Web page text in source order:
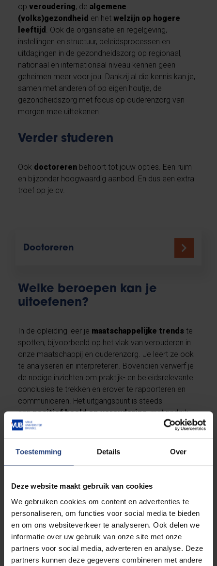
Toestemming Details Over
Deze website maakt gebruik van cookies
We gebruiken cookies om content en advertenties te
personaliseren, om functies voor social media te bieden
en om ons websiteverkeer te analyseren. Ook delen we
informatie over uw gebruik van onze site met onze
partners voor social media, adverteren en analyse. Deze
partners kunnen deze gegevens combineren met andere
opveroudering, dealgemene
(volks)gezondheid en hetwelzijn op hogere
leeftijd . Ook de organisatie en regelgeving,
instellingen en structuur, beleidsprocessen en
uitdagingen in de gezondheidszorg op regionaal,
nationaal en internationaal niveau kennen geen
geheimen meer voor jou. Dankzij al die kennis kan je,
samen met anderen of op eigen houtje, de
gezondheidszorg met focus op ouderenzorg van
morgen mee uittekenen.
Verder studeren
Ook doctoreren behoort tot jouw opties. Een ruim
en bijzonder hoogwaardig aanbod. En dus een extra
troef op je cv.
Doctoreren
Welke beroepen kan je
uitoefenen?
In de opleiding leer je maatschappelijke trends te
spotten, bijvoorbeeld op het vlak van verouderen in
onze maatschappij en ouderenzorg. Je leert ze ook
te analyseren en interpreteren. Bovendien verwerf je
de nodige inzichten om praktijk- en beleidsrelevante
conclusies te trekken en erover te rapporteren en
communiceren. Het uitgangspunt is steeds
eenpositief beeld op veroudering, met nadruk
op deontwikkelingskansen
van ouderen en de
gunstige effecten van deze doelgroep op de
samenleving. De opleiding geeft je alle kansen om je
vaardigheden
kerte ontwikkelen. Daarbij vertrek je vanuit een
methodiek, aangevuld met een
voortdurendewisselwerking tussen theorie en
praktijk